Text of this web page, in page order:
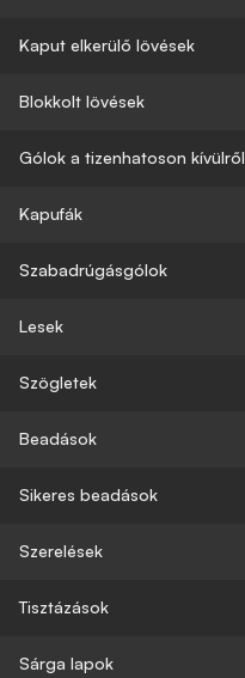
Kaput elkerülő lövések
Blokkolt lövések
Gólok a tizenhatoson kívülről
Kapufák
Szabadrúgásgólok
Lesek
Szögletek
Beadások
Sikeres beadások
Szerelések
Tisztázások
Sárga lapok